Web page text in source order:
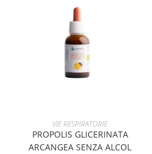
AGGIUNGI AL CARRELLO
VIE RESPIRATORIE
PROPOLIS GLICERINATA
ARCANGEA SENZA ALCOL